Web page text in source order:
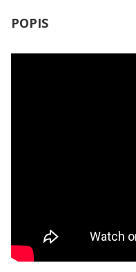
POPIS